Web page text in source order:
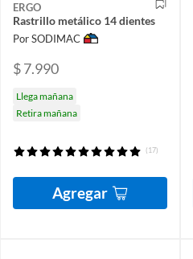
ERGO
Rastrillo metálico 14 dientes
Por SODIMAC
$ 7.990
Llega mañana
Retira mañana
(17)
Agregar